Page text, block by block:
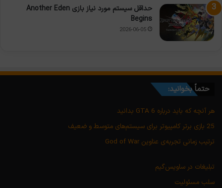
حداقل سیستم مورد نیاز بازی Another Eden
Begins
2026-06-05
حتماً بخوانید:
هر آنچه که باید درباره GTA 6 بدانید
25 بازی برتر کامپیوتر برای سیستم‌های متوسط و ضعیف
ترتیب زمانی تجربه‌ی عناوین God of War
تبلیغات در ساویس‌گیم
سلب مسئولیت